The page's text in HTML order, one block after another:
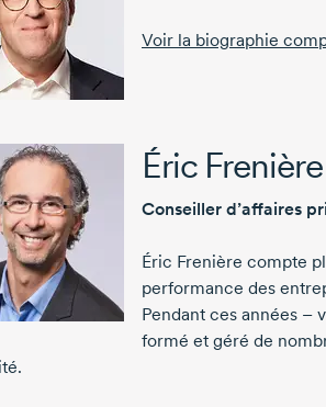
Voir la biographie
Éric Frenière
Conseiller d’affaires
Éric Frenière compte
performance des
Pendant ces années –
formé et géré de